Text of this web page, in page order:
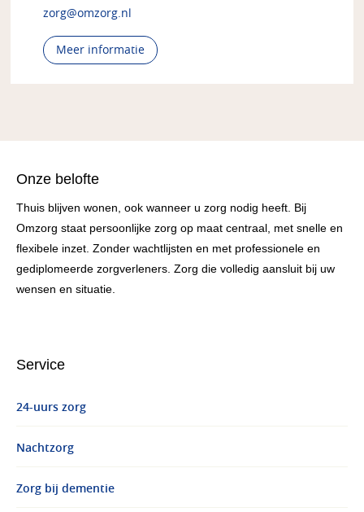
zorg@omzorg.nl
Meer informatie
Onze belofte
Thuis blijven wonen, ook wanneer u zorg nodig heeft. Bij
Omzorg staat persoonlijke zorg op maat centraal, met snelle en
flexibele inzet. Zonder wachtlijsten en met professionele en
gediplomeerde zorgverleners. Zorg die volledig aansluit bij uw
wensen en situatie.
Service
24-uurs zorg
Nachtzorg
Zorg bij dementie